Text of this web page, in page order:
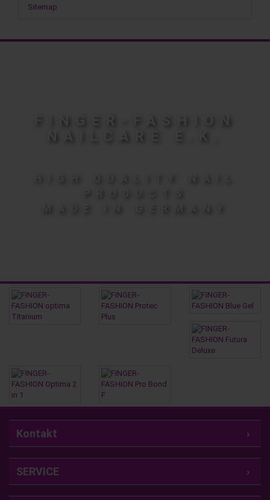
Sitemap
FINGER-FASHION
NAILCARE E.K.
Kontakt
SERVICE